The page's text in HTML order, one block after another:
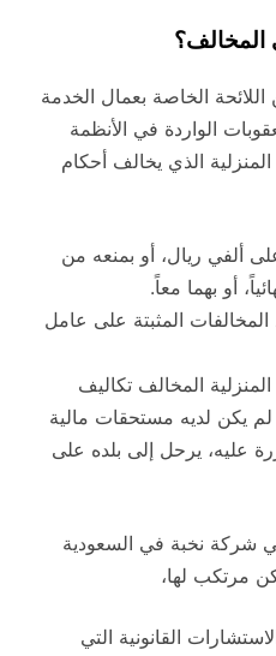
المخالف؟
الخاصة بعمال الخدمة
الواردة في الأنظمة
الذي يخالف أحكام
ألفي ريال، أو بمنعه من
أو بهما معاً.
المخالفات المثبتة على عامل
المخالف تكاليف
لم يكن لديه مستحقات مالية
عليه، يرحل إلى بلده على
شركة نخبة في السعودية
مرتكب لها،
القانونية التي